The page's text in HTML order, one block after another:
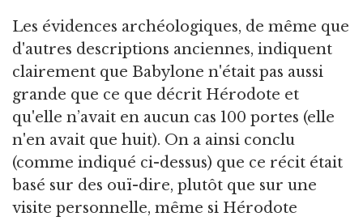
Les évidences archéologiques, de même que
d'autres descriptions anciennes, indiquent
clairement que Babylone n'était pas aussi
grande que ce que décrit Hérodote et
qu'elle n’avait en aucun cas 100 portes (elle
n'en avait que huit). On a ainsi conclu
(comme indiqué ci-dessus) que ce récit était
basé sur des ouï-dire, plutôt que sur une
visite personnelle, même si Hérodote